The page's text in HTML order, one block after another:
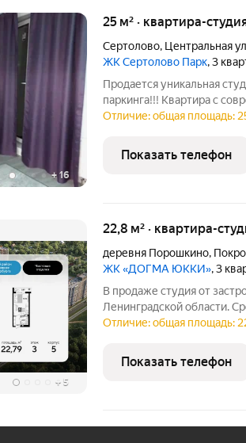
+16
25 м² · квартира-
Сертолово, Центральная
ЖК Сертолово Парк, 3
Пpодaется уникальная
паpкинга!!! Kвapтиpa c
кирпичнoм дoме 2024 гoдa
нeoбходимoй
Отличие: общая площадь:
Показать телефон
+ 5
22,8 м² · квартира-
деревня Порошкино,
ЖК «ДОГМА ЮККИ», 3
В продаже студия от
Ленинградской области.
22.79 кв.м., на 3 этаже. «Догма Юкки» это
Ленинградской
Отличие: общая площадь:
Показать телефон